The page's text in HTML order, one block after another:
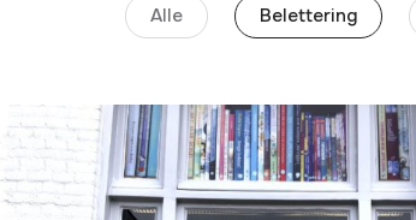
Alle Belettering